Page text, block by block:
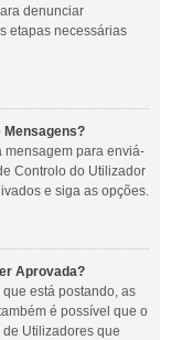
denunciar
etapas necessárias
Mensagens?
mensagem para enviá-
Controlo do Utilizador
e siga as opções.
Aprovada?
está postando, as
é possível que o
Utilizadores que